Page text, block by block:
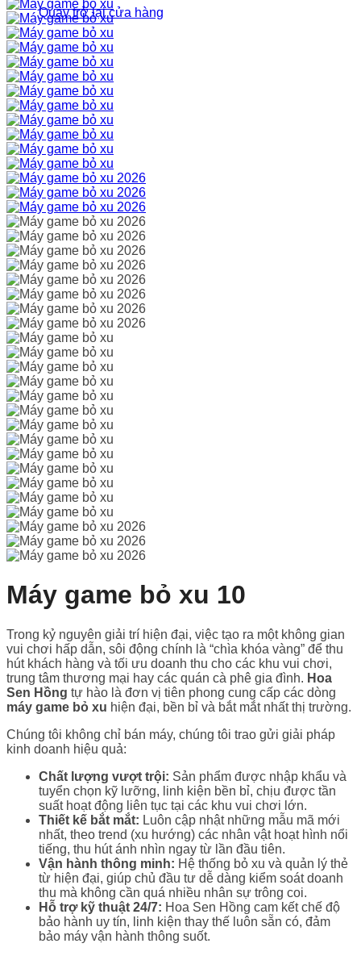
Quay trở lại cửa hàng
Máy game bỏ xu 10
Trong kỷ nguyên giải trí hiện đại, việc tạo ra một không gian
vui chơi hấp dẫn, sôi động chính là “chìa khóa vàng” để thu
hút khách hàng và tối ưu doanh thu cho các khu vui chơi,
trung tâm thương mại hay các quán cà phê gia đình. Hoa
Sen Hồng tự hào là đơn vị tiên phong cung cấp các dòng
máy game bỏ xu hiện đại, bền bỉ và bắt mắt nhất thị trường.
Chúng tôi không chỉ bán máy, chúng tôi trao gửi giải pháp
kinh doanh hiệu quả:
Chất lượng vượt trội: Sản phẩm được nhập khẩu và
tuyển chọn kỹ lưỡng, linh kiện bền bỉ, chịu được tần
suất hoạt động liên tục tại các khu vui chơi lớn.
Thiết kế bắt mắt: Luôn cập nhật những mẫu mã mới
nhất, theo trend (xu hướng) các nhân vật hoạt hình nổi
tiếng, thu hút ánh nhìn ngay từ lần đầu tiên.
Vận hành thông minh: Hệ thống bỏ xu và quản lý thẻ
từ hiện đại, giúp chủ đầu tư dễ dàng kiểm soát doanh
thu mà không cần quá nhiều nhân sự trông coi.
Hỗ trợ kỹ thuật 24/7: Hoa Sen Hồng cam kết chế độ
bảo hành uy tín, linh kiện thay thế luôn sẵn có, đảm
bảo máy vận hành thông suốt.